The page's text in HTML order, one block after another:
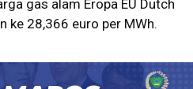
gas alam Eropa EU Dutch
ke 28,366 euro per MWh.